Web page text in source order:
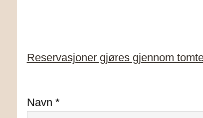
Reservasjoner gjøres gjennom
Navn *